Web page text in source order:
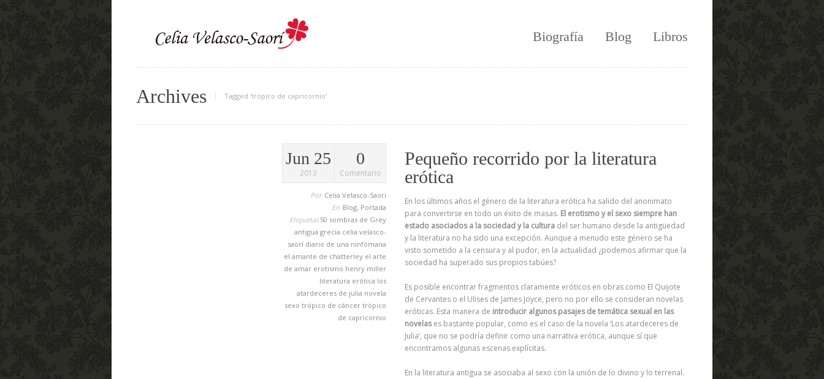
Biografía Blog Libros
Archives Tagged ‘trópico de capricornio‘
Jun 25
2013
0
Comentario
Por Celia Velasco-Saori
En Blog, Portada
Etiquetas 50 sombras de Grey
antigua grecia celia velasco-
saorí diario de una ninfómana
el amante de chatterley el arte
de amar erotismo henry miller
literatura erótica los
atardeceres de julia novela
sexo trópico de cáncer trópico
de capricornio
Pequeño recorrido por la literatura
erótica
En los últimos años el género de la literatura erótica ha salido del anonimato
para convertirse en todo un éxito de masas. El erotismo y el sexo siempre han
estado asociados a la sociedad y la cultura del ser humano desde la antigüedad
y la literatura no ha sido una excepción. Aunque a menudo este género se ha
visto sometido a la censura y al pudor, en la actualidad ¿podemos afirmar que la
sociedad ha superado sus propios tabúes?
Es posible encontrar fragmentos claramente eróticos en obras como El Quijote
de Cervantes o el Ulises de James Joyce, pero no por ello se consideran novelas
eróticas. Esta manera de introducir algunos pasajes de temática sexual en las
novelases bastante popular, como es el caso de la novela ‘Los atardeceres de
Julia’, que no se podría definir como una narrativa erótica, aunque sí que
encontramos algunas escenas explícitas.
En la literatura antigua se asociaba al sexo con la unión de lo divino y lo terrenal.